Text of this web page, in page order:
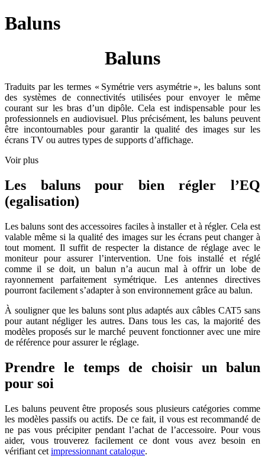
Baluns
Baluns
Traduits par les termes « Symétrie vers asymétrie », les baluns sont
des systèmes de connectivités utilisées pour envoyer le même
courant sur les bras d’un dipôle. Cela est indispensable pour les
professionnels en audiovisuel. Plus précisément, les baluns peuvent
être incontournables pour garantir la qualité des images sur les
écrans TV ou autres types de supports d’affichage.
Voir plus
Les baluns pour bien régler l’EQ
(egalisation)
Les baluns sont des accessoires faciles à installer et à régler. Cela est
valable même si la qualité des images sur les écrans peut changer à
tout moment. Il suffit de respecter la distance de réglage avec le
moniteur pour assurer l’intervention. Une fois installé et réglé
comme il se doit, un balun n’a aucun mal à offrir un lobe de
rayonnement parfaitement symétrique. Les antennes directives
pourront facilement s’adapter à son environnement grâce au balun.
À souligner que les baluns sont plus adaptés aux câbles CAT5 sans
pour autant négliger les autres. Dans tous les cas, la majorité des
modèles proposés sur le marché peuvent fonctionner avec une mire
de référence pour assurer le réglage.
Prendre le temps de choisir un balun
pour soi
Les baluns peuvent être proposés sous plusieurs catégories comme
les modèles passifs ou actifs. De ce fait, il vous est recommandé de
ne pas vous précipiter pendant l’achat de l’accessoire. Pour vous
aider, vous trouverez facilement ce dont vous avez besoin en
vérifiant cet impressionnant catalogue.